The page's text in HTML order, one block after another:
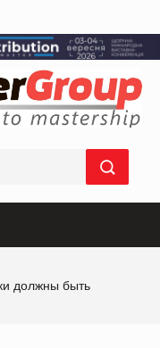
должны быть